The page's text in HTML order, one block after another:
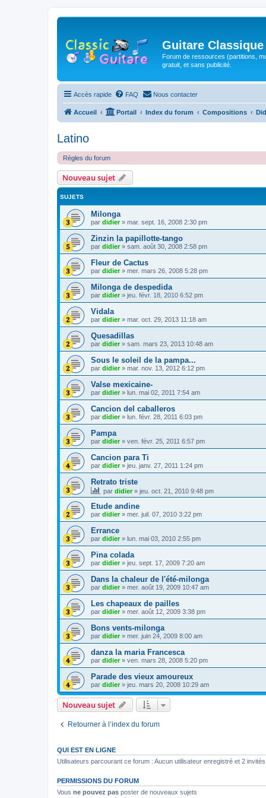
Guitare Classique
Forum de ressources (partitions,
gratuit, et sans publicité.
Accès rapide FAQ Nous contacter
Accueil Portail Index du forum Compositions
Latino
Règles du forum
Nouveau sujet
SUJETS
Milonga
par didier» mar. sept. 16, 2008 2:30 pm
Zinzin la papillotte-tango
par didier» sam. août 30, 2008 2:58 pm
Fleur de Cactus
par didier» mer. mars 26, 2008 5:28 pm
Milonga de despedida
par didier» jeu. févr. 18, 2010 6:52 pm
Vidala
par didier» mar. oct. 29, 2013 11:18 am
Quesadillas
par didier» sam. mars 23, 2013 10:48 am
Sous le soleil de la pampa...
par didier» mar. nov. 13, 2012 6:12 pm
Valse mexicaine-
par didier» lun. mai 02, 2011 7:54 am
Cancion del caballeros
par didier» lun. févr. 28, 2011 6:03 pm
Pampa
par didier» ven. févr. 25, 2011 6:57 pm
Cancion para Ti
par didier» jeu. janv. 27, 2011 1:24 pm
Retrato triste
par didier» jeu. oct. 21, 2010 9:48 pm
Etude andine
par didier» mer. juil. 07, 2010 3:22 pm
Errance
par didier» lun. mai 03, 2010 2:55 pm
Pina colada
par didier» jeu. sept. 17, 2009 7:20 am
Dans la chaleur de l'été-milonga
par didier» mer. août 19, 2009 10:47 am
Les chapeaux de pailles
par didier» mer. août 12, 2009 3:38 pm
Bons vents-milonga
par didier» mer. juin 24, 2009 8:00 am
danza la maria Francesca
par didier» ven. mars 28, 2008 5:20 pm
Parade des vieux amoureux
par didier» jeu. mars 20, 2008 10:29 am
Nouveau sujet
Retourner à l’index du forum
QUI EST EN LIGNE
Utilisateurs parcourant ce forum : Aucun utilisateur enregistré et 2 invités
PERMISSIONS DU FORUM
Vous ne pouvez pas poster de nouveaux sujets